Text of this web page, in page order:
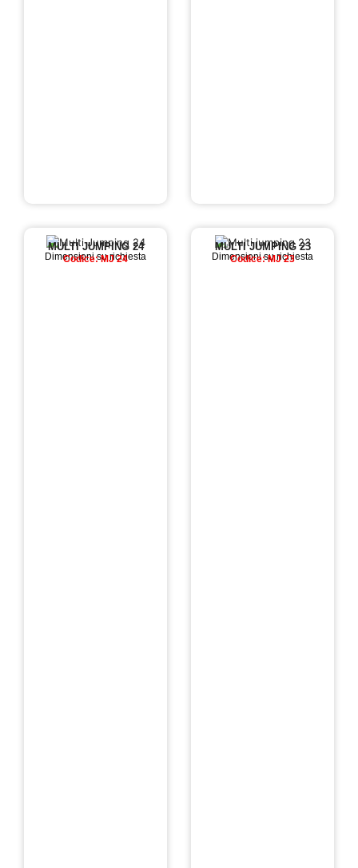
MULTI JUMPING 24
Dimensioni su richiesta
Codice: MJ 24
MULTI JUMPING 23
Dimensioni su richiesta
Codice: MJ 23